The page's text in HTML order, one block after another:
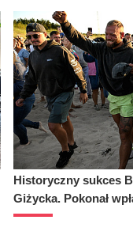
Historyczny sukces
Giżycka. Pokonał